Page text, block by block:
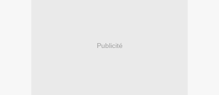
Publicité